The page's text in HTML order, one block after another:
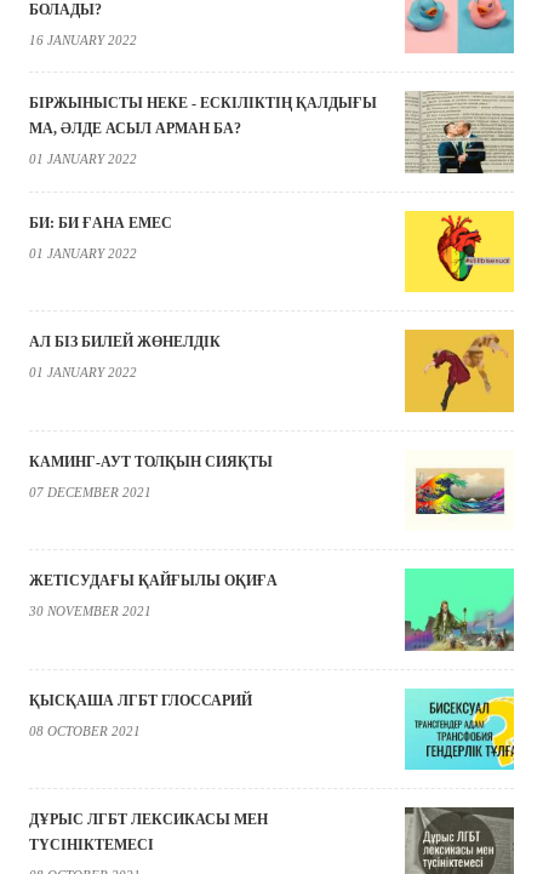
БОЛАДЫ?
16 JANUARY 2022
БІРЖЫНЫСТЫ НЕКЕ - ЕСКІЛІКТІҢ ҚАЛДЫҒЫ
МА, ӘЛДЕ АСЫЛ АРМАН БА?
01 JANUARY 2022
БИ: БИ ҒАНА ЕМЕС
01 JANUARY 2022
АЛ БІЗ БИЛЕЙ ЖӨНЕЛДІК
01 JANUARY 2022
КАМИНГ-АУТ ТОЛҚЫН СИЯҚТЫ
07 DECEMBER 2021
ЖЕТІСУДАҒЫ ҚАЙҒЫЛЫ ОҚИҒА
30 NOVEMBER 2021
ҚЫСҚАША ЛГБТ ГЛОССАРИЙ
08 OCTOBER 2021
ДҰРЫС ЛГБТ ЛЕКСИКАСЫ МЕН
ТҮСІНІКТЕМЕСІ